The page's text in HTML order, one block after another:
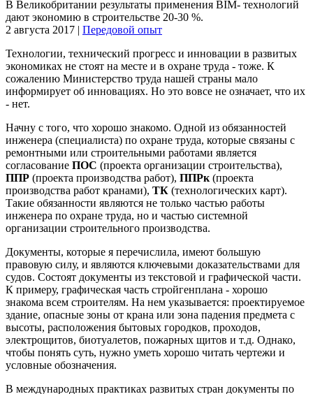
В Великобритании результаты применения BIM- технологий
дают экономию в строительстве 20-30 %.
2 августа 2017 | Передовой опыт
Технологии, технический прогресс и инновации в развитых
экономиках не стоят на месте и в охране труда - тоже. К
сожалению Министерство труда нашей страны мало
информирует об инновациях. Но это вовсе не означает, что их
- нет.
Начну с того, что хорошо знакомо. Одной из обязанностей
инженера (специалиста) по охране труда, которые связаны с
ремонтными или строительными работами является
согласование ПОС (проекта организации строительства),
ППР (проекта производства работ), ППРк (проекта
производства работ кранами), ТК (технологических карт).
Такие обязанности являются не только частью работы
инженера по охране труда, но и частью системной
организации строительного производства.
Документы, которые я перечислила, имеют большую
правовую силу, и являются ключевыми доказательствами для
судов. Состоят документы из текстовой и графической части.
К примеру, графическая часть стройгенплана - хорошо
знакома всем строителям. На нем указывается: проектируемое
здание, опасные зоны от крана или зона падения предмета с
высоты, расположения бытовых городков, проходов,
электрощитов, биотуалетов, пожарных щитов и т.д. Однако,
чтобы понять суть, нужно уметь хорошо читать чертежи и
условные обозначения.
В международных практиках развитых стран документы по